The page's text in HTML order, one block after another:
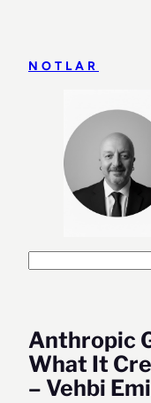
NOTLAR
Anthropic
What It
– Vehbi